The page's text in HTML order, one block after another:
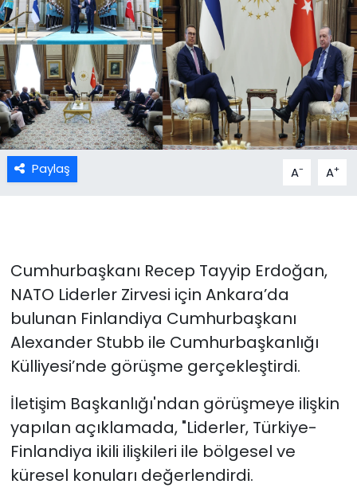
Paylaş A- A+
Cumhurbaşkanı Recep Tayyip Erdoğan,
NATO Liderler Zirvesi için Ankara’da
bulunan Finlandiya Cumhurbaşkanı
Alexander Stubb ile Cumhurbaşkanlığı
Külliyesi’nde görüşme gerçekleştirdi.
İletişim Başkanlığı'ndan görüşmeye ilişkin
yapılan açıklamada, "Liderler, Türkiye-
Finlandiya ikili ilişkileri ile bölgesel ve
küresel konuları değerlendirdi.